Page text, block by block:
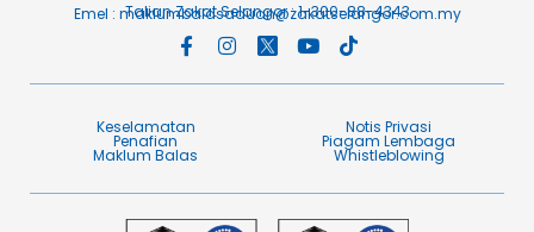
Talian Zakat Selangor : 1-300-88-4343
Emel : maklumbalasaduan@zakatselangor.com.my
Keselamatan Notis Privasi
Penafian​ Piagam Lembaga​
Maklum Balas​ Whistleblowing